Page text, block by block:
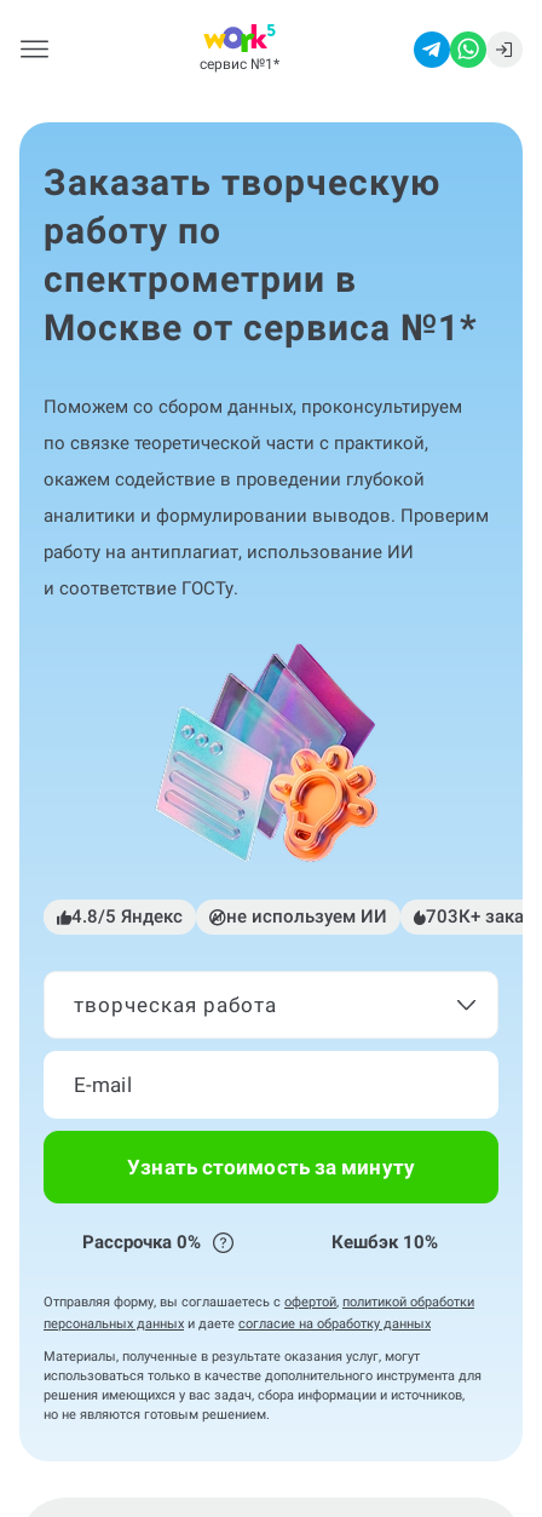
сервис №1 *
Заказать творческую
работу по
спектрометрии в
Москве от сервиса №1*
Поможем со сбором данных, проконсультируем
по связке теоретической части с практикой,
окажем содействие в проведении глубокой
аналитики и формулировании выводов. Проверим
работу на антиплагиат, использование ИИ
и соответствие ГОСТу.
4.8/5 Яндекс не используем ИИ 703К+
творческая работа
Узнать стоимость за минуту
Рассрочка 0% Кешбэк 10%
Отправляя форму, вы соглашаетесь с офертой, политикой обработки
персональных данных и даете согласие на обработку данных
Материалы, полученные в результате оказания услуг, могут
использоваться только в качестве дополнительного инструмента для
решения имеющихся у вас задач, сбора информации и источников,
но не являются готовым решением.